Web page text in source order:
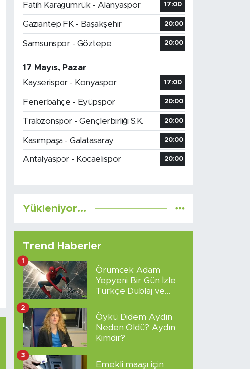
Fatih Karagümrük - Alanyaspor
17:00
Gaziantep FK - Başakşehir 20:00
Samsunspor - Göztepe 20:00
17 Mayıs, Pazar
Kayserispor - Konyaspor
17:00
Fenerbahçe - Eyüpspor 20:00
Trabzonspor - Gençlerbirliği S.K. 20:00
Kasımpaşa - Galatasaray 20:00
Antalyaspor - Kocaelispor 20:00
Yükleniyor...
Trend Haberler
Örümcek Adam
Yepyeni Bir Gün İzle
Türkçe Dublaj ve
1
Öykü Didem Aydın
Neden Öldü? Aydın
Kimdir?
2
Emekli maaşı için
3